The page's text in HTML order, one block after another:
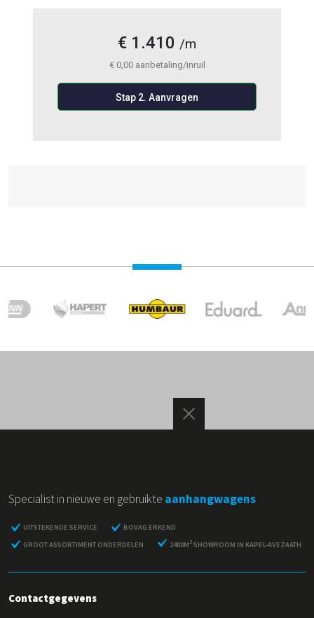
Specialist in nieuwe en gebruikte aanhangwagens
UITSTEKENDE SERVICE
BOVAG ERKEND
GROOT ASSORTIMENT ONDERDELEN
2480M 2SHOWROOM IN KAPEL-AVEZAATH
Contactgegevens